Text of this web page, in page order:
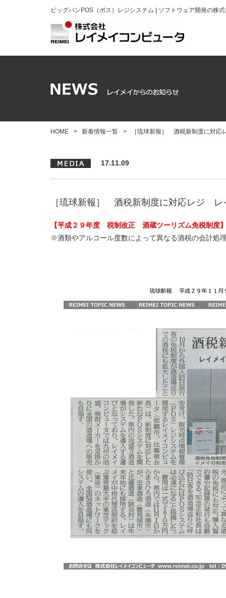
ビッグバンPOS（ポス）レジシステム | ソフトウェア開発の株
HOME > 新着情報一覧 > ［琉球新報］ 酒税新制度に対
17.11.09
［琉球新報］ 酒税新制度に対応レジ
【平成２９年度 税制改正 酒蔵ツーリズム免税制度
※酒類やアルコール度数によって異なる酒税の会計処